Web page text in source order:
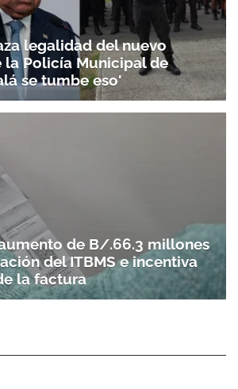
legalidad del nuevo
Policía Municipal de
se tumbe eso'
de B/.66.3 millones
del ITBMS e incentiva
la factura